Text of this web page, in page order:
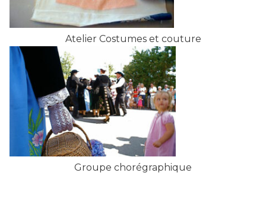
Atelier Costumes et couture
Groupe chorégraphique